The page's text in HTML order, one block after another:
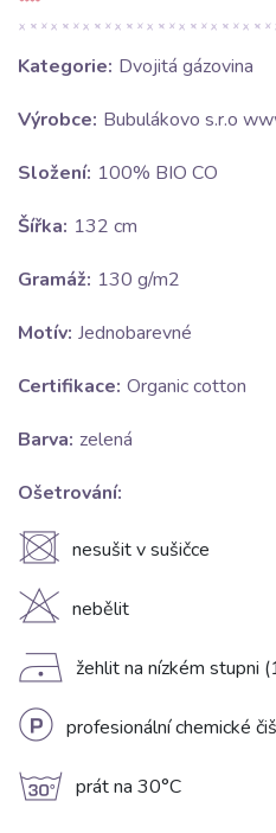
Kategorie: Dvojitá gázovina
Výrobce: Bubulákovo s.r.o
Složení: 100% BIO CO
Šířka: 132 cm
Gramáž: 130 g/m2
Motív: Jednobarevné
Certifikace: Organic cotton
Barva: zelená
Ošetrování:
U nesušit v sušičce
H nebělit
D žehlit na nízkém stupni
L profesionální chemické
g prát na 30°C